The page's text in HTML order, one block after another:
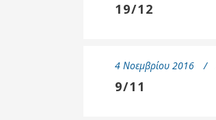
19/12
4 Νοεμβρίου 2016
9/11